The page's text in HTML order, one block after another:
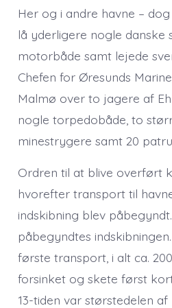
Her og i andre havne –
lå yderligere nogle danske
motorbåde samt lejede
Chefen for Øresunds
Malmø over to jagere af
nogle torpedobåde, to
minestrygere samt 20
Ordren til at blive overført
hvorefter transport til
indskibning blev
påbegyndtes
første transport, i alt ca.
forsinket og skete først
13-tiden var størstedelen af